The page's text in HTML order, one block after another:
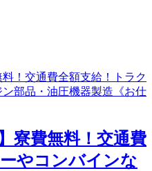
寮費無料！交通費
やコンバインな